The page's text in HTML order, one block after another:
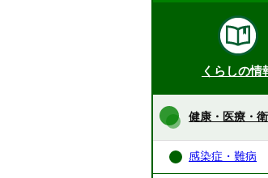
くらしの情
健康・医療・
感染症・難病